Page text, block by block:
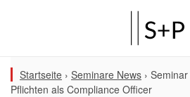
Startseite › Seminare News ›
Pflichten als Compliance Officer